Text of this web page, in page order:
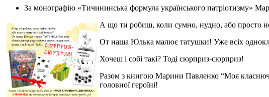
За монографію «Тичининська формула українського патріотизму»
А що ти робиш, коли сумно, нудно, або просто
От наша Юлька малює татушки! Уже всіх
Хочеш і собі такі? Тоді сюрприз-сюрприз!
Разом з книгою Марини Павленко “Моя класнюча
головної героїні!